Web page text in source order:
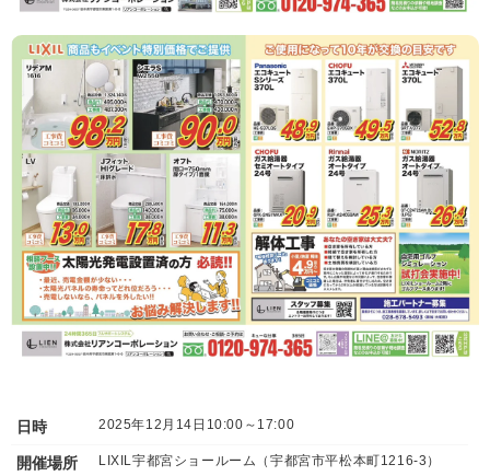
日時 2025年12月14日 10:00～17:00
開催場所 LIXIL宇都宮ショールーム（宇都宮市平松本町1216-3）